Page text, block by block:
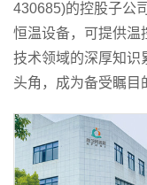
430685)的控股子公
恒温设备，可提供温
技术领域的深厚知识
头角，成为备受瞩目